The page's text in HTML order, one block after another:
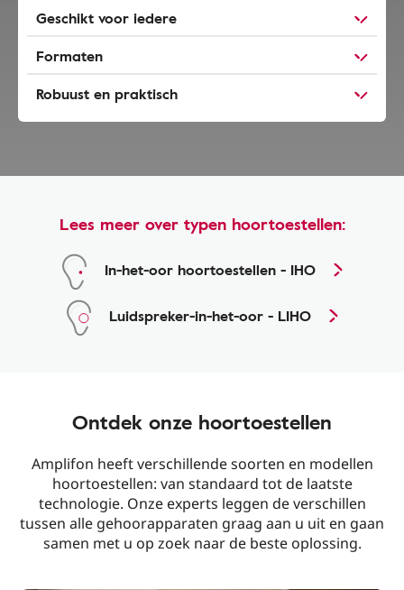
Geschikt voor iedere
Formaten
Robuust en praktisch
Lees meer over typen hoortoestellen:
In-het-oor hoortoestellen - IHO
Luidspreker-in-het-oor - LIHO
Ontdek onze hoortoestellen
Amplifon heeft verschillende soorten en modellen
hoortoestellen: van standaard tot de laatste
technologie. Onze experts leggen de verschillen
tussen alle gehoorapparaten graag aan u uit en gaan
samen met u op zoek naar de beste oplossing.